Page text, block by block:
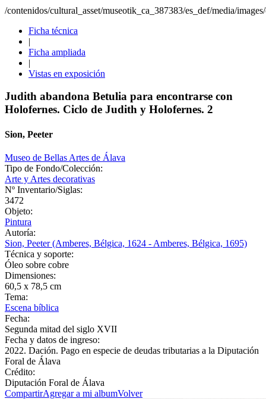
/contenidos/cultural_asset/museotik_ca_387383/es_def/media/
Ficha técnica
|
Ficha ampliada
|
Vistas en exposición
Judith abandona Betulia para encontrarse con
Holofernes. Ciclo de Judith y Holofernes. 2
Sion, Peeter
Museo de Bellas Artes de Álava
Tipo de Fondo/Colección:
Arte y Artes decorativas
Nº Inventario/Siglas:
3472
Objeto:
Pintura
Autoría:
Sion, Peeter (Amberes, Bélgica, 1624 - Amberes, Bélgica, 1695)
Técnica y soporte:
Óleo sobre cobre
Dimensiones:
60,5 x 78,5 cm
Tema:
Escena bíblica
Fecha:
Segunda mitad del siglo XVII
Fecha y datos de ingreso:
2022. Dación. Pago en especie de deudas tributarias a la Diputación
Foral de Álava
Crédito:
Diputación Foral de Álava
CompartirAgregar a mi albumVolver